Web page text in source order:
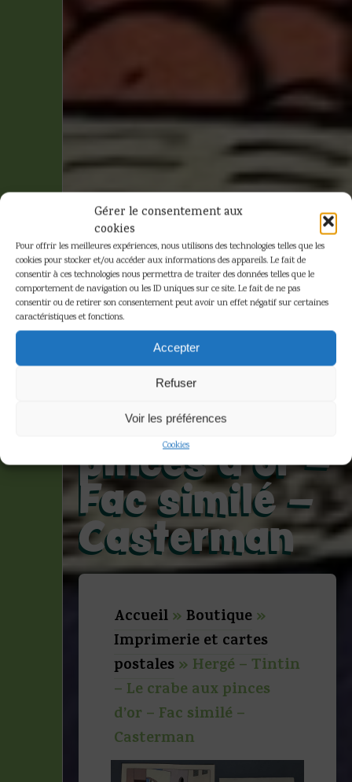
Gérer le consentement aux
cookies
Pour offrir les meilleures expériences, nous utilisons des technologies telles que les
cookies pour stocker et/ou accéder aux informations des appareils. Le fait de
consentir à ces technologies nous permettra de traiter des données telles que le
comportement de navigation ou les ID uniques sur ce site. Le fait de ne pas
consentir ou de retirer son consentement peut avoir un effet négatif sur certaines
caractéristiques et fonctions.
Accepter
Refuser
Voir les préférences
Cookies
Hergé –
Tintin – Le
crabe aux
pinces d’or –
Fac similé –
Casterman
Accueil»Boutique»
Imprimerie et cartes
postales» Hergé – Tintin
– Le crabe aux pinces
d’or – Fac similé –
Casterman